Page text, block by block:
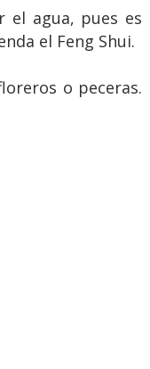
el agua, pues es
el Feng Shui.
o peceras.